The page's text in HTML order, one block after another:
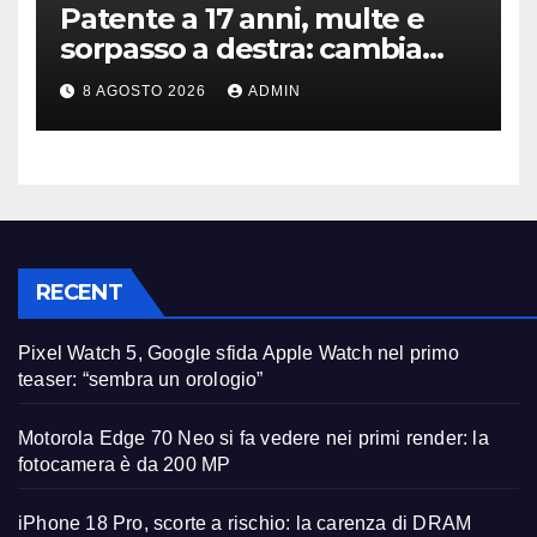
Patente a 17 anni, multe e
sorpasso a destra: cambia
tutto, nuove regole allo
studio
8 AGOSTO 2026 ADMIN
RECENT
Pixel Watch 5, Google sfida Apple Watch nel primo
teaser: “sembra un orologio”
Motorola Edge 70 Neo si fa vedere nei primi render: la
fotocamera è da 200 MP
iPhone 18 Pro, scorte a rischio: la carenza di DRAM